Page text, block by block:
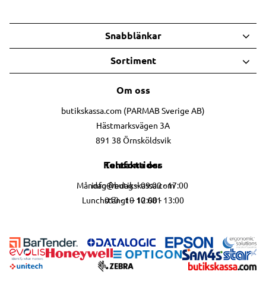
Om oss
butikskassa.com (PARMAB Sverige AB)
Hästmarksvägen 3A
891 38 Örnsköldsvik
Kontakta oss
info@butikskassa.com
010 - 10 10 681
Telefontider
Måndag-fredag – 09:00 - 17:00
Lunchstängt – 12:00 - 13:00
Snabblänkar
Sortiment